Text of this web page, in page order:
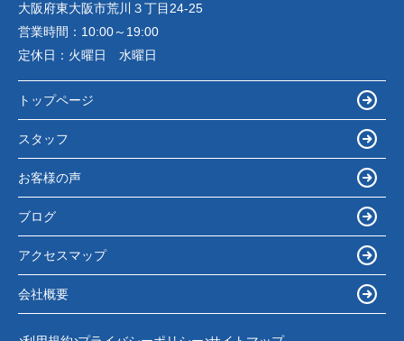
大阪府東大阪市荒川３丁目24-25
営業時間： 10:00～19:00
定休日： 火曜日 水曜日
トップページ
スタッフ
お客様の声
ブログ
アクセスマップ
会社概要